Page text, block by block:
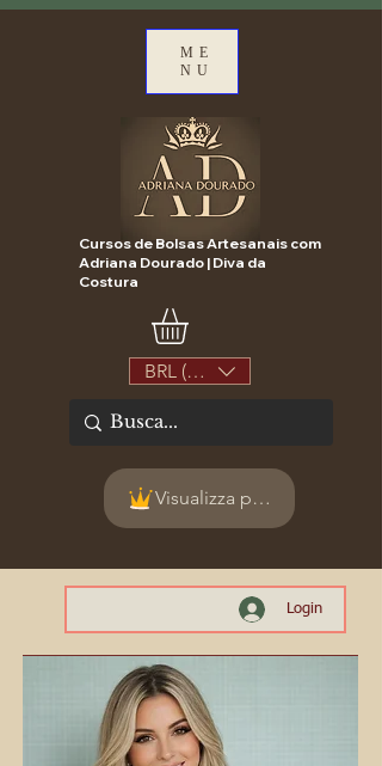
ME
NU
Cursos de Bolsas Artesanais com
Adriana Dourado | Diva da
Costura
BRL (R$)
Visualizza punti
Login